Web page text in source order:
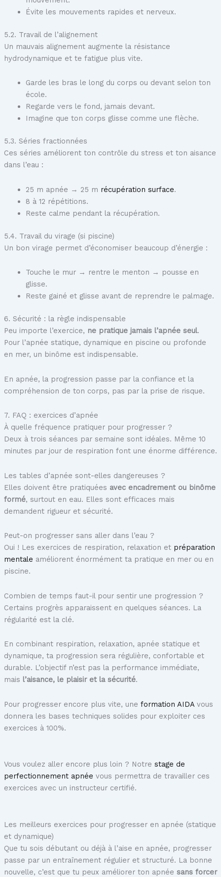
Évite les mouvements rapides et nerveux.
5.2. Travail de l’alignement
Un mauvais alignement augmente la résistance
hydrodynamique et te fatigue plus vite.
Garde les bras le long du corps ou devant selon ton
école.
Regarde vers le fond, jamais devant.
Imagine que ton corps glisse comme une flèche.
5.3. Séries fractionnées
Ces séries améliorent ton contrôle du stress et ton aisance
dans l’eau :
25 m apnée → 25 m récupération surface.
8 à 12 répétitions.
Reste calme pendant la récupération.
5.4. Travail du virage (si piscine)
Un bon virage permet d’économiser beaucoup d’énergie :
Touche le mur → rentre le menton → pousse en
glisse.
Reste gainé et glisse avant de reprendre le palmage.
6. Sécurité : la règle indispensable
Peu importe l’exercice, ne pratique jamais l’apnée seul.
Pour l’apnée statique, dynamique en piscine ou profonde
en mer, un binôme est indispensable.
En apnée, la progression passe par la confiance et la
compréhension de ton corps, pas par la prise de risque.
7. FAQ : exercices d’apnée
À quelle fréquence pratiquer pour progresser ?
Deux à trois séances par semaine sont idéales. Même 10
minutes par jour de respiration font une énorme différence.
Les tables d’apnée sont-elles dangereuses ?
Elles doivent être pratiquées avec encadrement ou binôme
formé, surtout en eau. Elles sont efficaces mais
demandent rigueur et sécurité.
Peut-on progresser sans aller dans l’eau ?
Oui ! Les exercices de respiration, relaxation et préparation
mentale améliorent énormément ta pratique en mer ou en
piscine.
Combien de temps faut-il pour sentir une progression ?
Certains progrès apparaissent en quelques séances. La
régularité est la clé.
En combinant respiration, relaxation, apnée statique et
dynamique, ta progression sera régulière, confortable et
durable. L’objectif n’est pas la performance immédiate,
mais l’aisance, le plaisir et la sécurité.
Pour progresser encore plus vite, une formation AIDAvous
donnera les bases techniques solides pour exploiter ces
exercices à 100%.
Vous voulez aller encore plus loin ? Notre stage de
perfectionnement apnée vous permettra de travailler ces
exercices avec un instructeur certifié.
Les meilleurs exercices pour progresser en apnée (statique
et dynamique)
Que tu sois débutant ou déjà à l’aise en apnée, progresser
passe par un entraînement régulier et structuré. La bonne
nouvelle, c’est que tu peux améliorer ton apnée sans forcer